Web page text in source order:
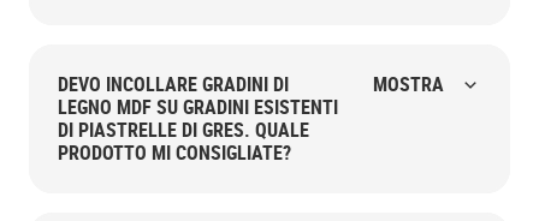
DEVO INCOLLARE GRADINI DI
LEGNO MDF SU GRADINI ESISTENTI
DI PIASTRELLE DI GRES. QUALE
PRODOTTO MI CONSIGLIATE?
MOSTRA